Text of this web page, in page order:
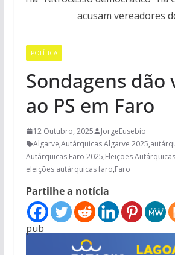
acusam vereadores
POLÍTICA
Sondagens dão
ao PS em Faro
12 Outubro, 2025
JorgeEusebio
Algarve,Autárquicas Algarve 2025,
Autárquicas Faro 2025,Eleições
eleições autárquicas faro,Faro
Partilhe a notícia
pub